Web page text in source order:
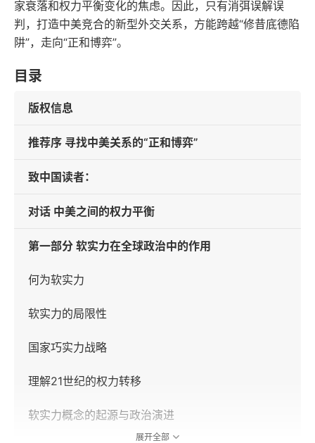
家衰落和权力平衡变化的焦虑。因此，只有消弭误解误
判，打造中美竞合的新型外交关系，方能跨越“修昔底德陷
阱”，走向“正和博弈”。
目录
版权信息
推荐序 寻找中美关系的“正和博弈”
致中国读者：
对话 中美之间的权力平衡
第一部分 软实力在全球政治中的作用
何为软实力
软实力的局限性
国家巧实力战略
理解21世纪的权力转移
软实力概念的起源与政治演进
展开全部